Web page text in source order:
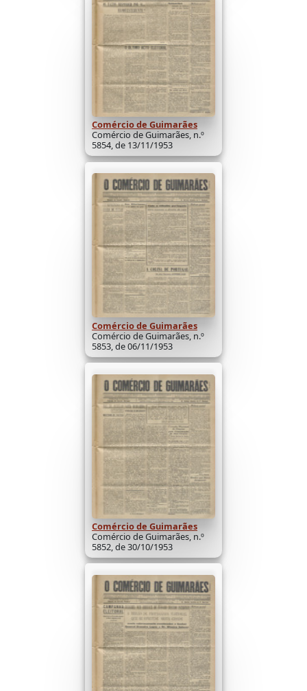
Comércio de Guimarães
Comércio de Guimarães, n.º
5854, de 13/11/1953
Comércio de Guimarães
Comércio de Guimarães, n.º
5853, de 06/11/1953
Comércio de Guimarães
Comércio de Guimarães, n.º
5852, de 30/10/1953